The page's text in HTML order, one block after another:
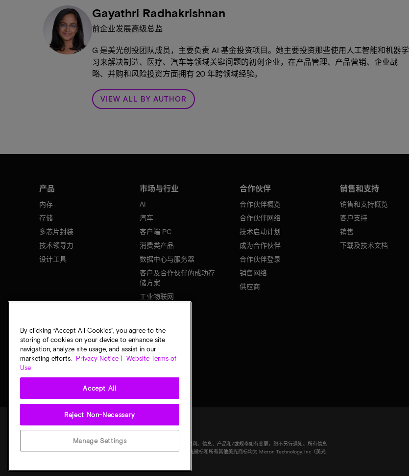
前企业发展高级总监
Gayathri Radhakrishnan
G 是美光创投团队成员，主要负责 AI 基金投资项目。她主要投资那些使用人工智能和机器学
习来解决制造、医疗、汽车等领域关键问题的初创企业，在产品管理、产品营销、企业战
略、并购和风险投资方面拥有 20 年跨领域经验。
VIEW ALL BY AUTHOR
产品
内存
存储
多芯片封装
技术领导力
设计工具
市场与行业
AI
汽车
客户端 PC
消费类产品
数据中心与服务器
客户及合作伙伴的成功存
储方案
工业物联网
合作伙伴
合作伙伴概览
合作伙伴网络
技术启动计划
成为合作伙伴
合作伙伴登录
销售网络
供应商
销售和支持
销售和支持概览
客户支持
销售
下载及技术文档
法律隐私声明销售条款您的隐私选择
Micron Technology Inc.（美光科技股份有限公司）保留所有权利。信息、产品和/或规格如有变更，恕不另行通知。所有信息
均按"原样"提供，无任何形式的保证。图样可能不符合比例。美光、美光徽标和所有其他美光商标均为 Micron Technology, Inc（美光
By clicking “Accept All Cookies”, you agree to the
storing of cookies on your device to enhance site
navigation, analyze site usage, and assist in our
marketing efforts.
Privacy Notice |
Website Terms of
Use
Accept All
Reject Non-Necessary
Manage Settings